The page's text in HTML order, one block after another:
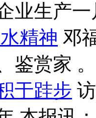
业生产
精神 邓
鉴赏家
于跬步